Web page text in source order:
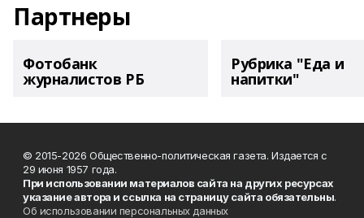
Партнеры
Фотобанк
журналистов РБ
Рубрика "Еда и
напитки"
© 2015-2026 Общественно-политическая газета. Издается с
29 июня 1957 года.
При использовании материалов сайта на других ресурсах
указание автора и ссылка на страницу сайта обязательны.
Об использовании персональных данных